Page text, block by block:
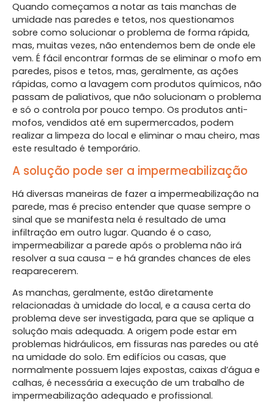
Quando começamos a notar as tais manchas de
umidade nas paredes e tetos, nos questionamos
sobre como solucionar o problema de forma rápida,
mas, muitas vezes, não entendemos bem de onde ele
vem. É fácil encontrar formas de se eliminar o mofo em
paredes, pisos e tetos, mas, geralmente, as ações
rápidas, como a lavagem com produtos químicos, não
passam de paliativos, que não solucionam o problema
e só o controla por pouco tempo. Os produtos anti-
mofos, vendidos até em supermercados, podem
realizar a limpeza do local e eliminar o mau cheiro, mas
este resultado é temporário.
A solução pode ser a impermeabilização
Há diversas maneiras de fazer a impermeabilização na
parede, mas é preciso entender que quase sempre o
sinal que se manifesta nela é resultado de uma
infiltração em outro lugar. Quando é o caso,
impermeabilizar a parede após o problema não irá
resolver a sua causa – e há grandes chances de eles
reaparecerem.
As manchas, geralmente, estão diretamente
relacionadas à umidade do local, e a causa certa do
problema deve ser investigada, para que se aplique a
solução mais adequada. A origem pode estar em
problemas hidráulicos, em fissuras nas paredes ou até
na umidade do solo. Em edifícios ou casas, que
normalmente possuem lajes expostas, caixas d’água e
calhas, é necessária a execução de um trabalho de
impermeabilização adequado e profissional.